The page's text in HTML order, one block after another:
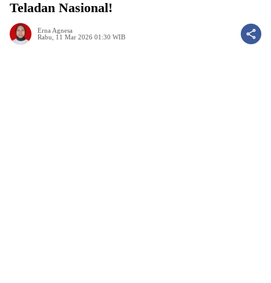
Teladan Nasional!
Erna Agnesa
Rabu, 11 Mar 2026 01:30 WIB